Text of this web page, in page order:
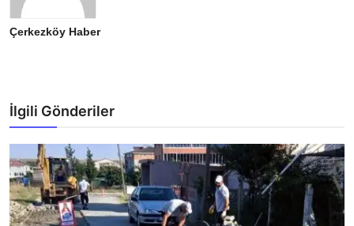
Çerkezköy Haber
İlgili Gönderiler